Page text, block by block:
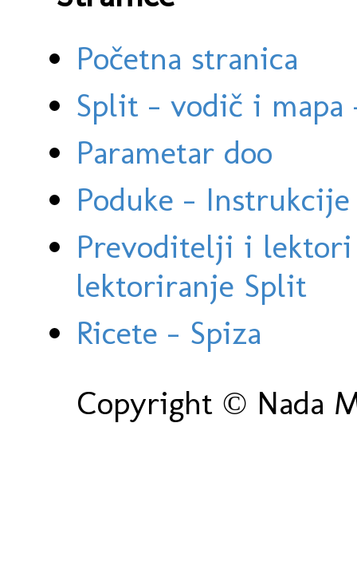
Početna stranica
Split - vodič i
Parametar doo
Poduke -
Prevoditelji i
lektoriranje Split
Ricete - Spiza
Copyright © Nada